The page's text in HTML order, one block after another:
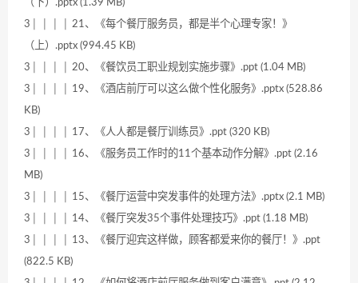
（下）.pptx (1.39 MB)
3│ │ │ │ 21、《每个餐厅服务员，都是半个心理专家！》
（上）.pptx (994.45 KB)
3│ │ │ │ 20、《餐饮员工职业规划实施步骤》.ppt (1.04 MB)
3│ │ │ │ 19、《酒店前厅可以这么做个性化服务》.pptx (528.86
KB)
3│ │ │ │ 17、《人人都是餐厅训练员》.ppt (320 KB)
3│ │ │ │ 16、《服务员工作时的11个基本动作分解》.ppt (2.16
MB)
3│ │ │ │ 15、《餐厅运营中突发事件的处理方法》.pptx (2.1 MB)
3│ │ │ │ 14、《餐厅突发35个事件处理技巧》.ppt (1.18 MB)
3│ │ │ │ 13、《餐厅迎宾这样做，顾客都爱来你的餐厅！》.ppt
(822.5 KB)